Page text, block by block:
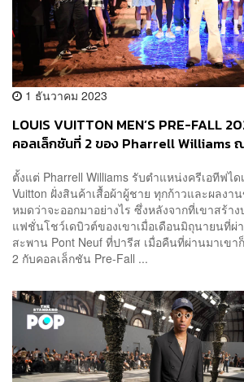
1 ธันวาคม 2023
LOUIS VUITTON MEN’S PRE-FALL
คอลเล็กชันที่ 2 ของ Pharrell Williams
ตั้งแต่ Pharrell Williams รับตำแหน่งครีเอทีฟได
Vuitton ฝั่งสินค้าเสื้อผ้าผู้ชาย ทุกก้าวและผลงา
หมดว่าจะออกมาอย่างไร ซึ่งหลังจากที่เขาสร้า
แฟชั่นโชว์เดบิวต์ของเขาเมื่อเดือนมิถุนายนที่ผ่
สะพาน Pont Neuf ที่ปารีส เมื่อคืนที่ผ่านมาเข
2 กับคอลเล็กชัน Pre-Fall ...